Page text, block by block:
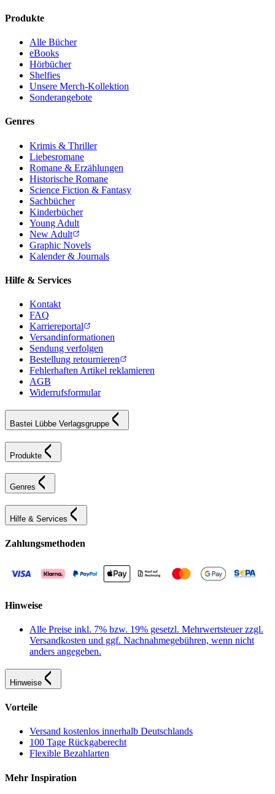
Produkte
Alle Bücher
eBooks
Hörbücher
Shelfies
Unsere Merch-Kollektion
Sonderangebote
Genres
Krimis & Thriller
Liebesromane
Romane & Erzählungen
Historische Romane
Science Fiction & Fantasy
Sachbücher
Kinderbücher
Young Adult
New Adult
Graphic Novels
Kalender & Journals
Hilfe & Services
Kontakt
FAQ
Karriereportal
Versandinformationen
Sendung verfolgen
Bestellung retournieren
Fehlerhaften Artikel reklamieren
AGB
Widerrufsformular
Bastei Lübbe Verlagsgruppe
Produkte
Genres
Hilfe & Services
Zahlungsmethoden
Hinweise
Alle Preise inkl. 7% bzw. 19% gesetzl. Mehrwertsteuer zzgl.
Versandkosten und ggf. Nachnahmegebühren, wenn nicht
anders angegeben.
Hinweise
Vorteile
Versand kostenlos innerhalb Deutschlands
100 Tage Rückgaberecht
Flexible Bezahlarten
Mehr Inspiration